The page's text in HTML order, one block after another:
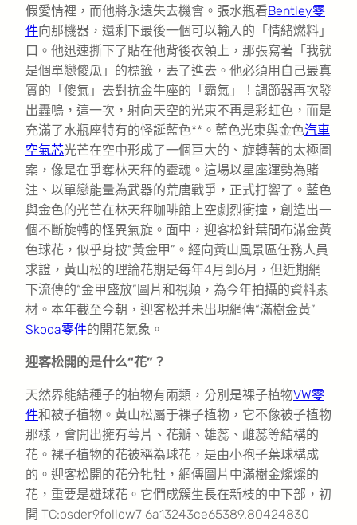
假愛情裡，而他將永遠失去機會。張水瓶看Bentley零
件向那機器，還剩下最後一個可以輸入的「情緒燃料」
口。他迅速撕下了貼在他背後衣領上，那張寫著「我就
是個單戀傻瓜」的標籤，丟了進去。他必須用自己最真
實的「傻氣」去對抗金牛座的「霸氣」！調節器再次發
出轟鳴，這一次，射向天空的光束不再是彩虹色，而是
充滿了水瓶座特有的怪誕藍色**。藍色光束與金色汽車
空氣芯光芒在空中形成了一個巨大的、旋轉著的太極圖
案，像是在爭奪林天秤的靈魂。這場以星座運勢為賭
注、以單戀能量為武器的荒唐戰爭，正式打響了。藍色
與金色的光芒在林天秤咖啡館上空劇烈衝撞，創造出一
個不斷旋轉的怪異氣旋。面中，迎客松針葉間布滿金黃
色球花，似乎身披“黃金甲”。經向黃山風景區任務人員
求證，黃山松的理論花期是每年4月到6月，但近期網
下流傳的“金甲盛放”圖片和視頻，為今年拍攝的資料素
材。本年截至今朝，迎客松并未出現網傳“滿樹金黃”
Skoda零件的開花氣象。
迎客松開的是什么“花”？
天然界能結種子的植物有兩類，分別是裸子植物VW零
件和被子植物。黃山松屬于裸子植物，它不像被子植物
那樣，會開出擁有萼片、花瓣、雄蕊、雌蕊等結構的
花。裸子植物的花被稱為球花，是由小孢子葉球構成
的。迎客松開的花分牝牡，網傳圖片中滿樹金燦燦的
花，重要是雄球花。它們成簇生長在新枝的中下部，初
開 TC:osder9follow7 6a13243ce65389.80424830